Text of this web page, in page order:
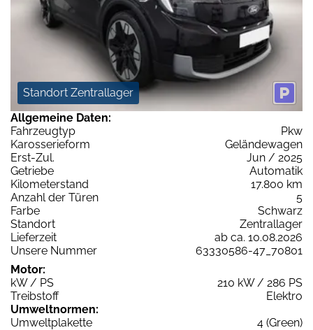
Standort Zentrallager
Allgemeine Daten:
Fahrzeugtyp
Pkw
Karosserieform
Geländewagen
Erst-Zul.
Jun / 2025
Getriebe
Automatik
Kilometerstand
17.800 km
Anzahl der Türen
5
Farbe
Schwarz
Standort
Zentrallager
Lieferzeit
ab ca. 10.08.2026
Unsere Nummer
63330586-47_70801
Motor:
kW / PS
210 kW / 286 PS
Treibstoff
Elektro
Umweltnormen:
Umweltplakette
4 (Green)